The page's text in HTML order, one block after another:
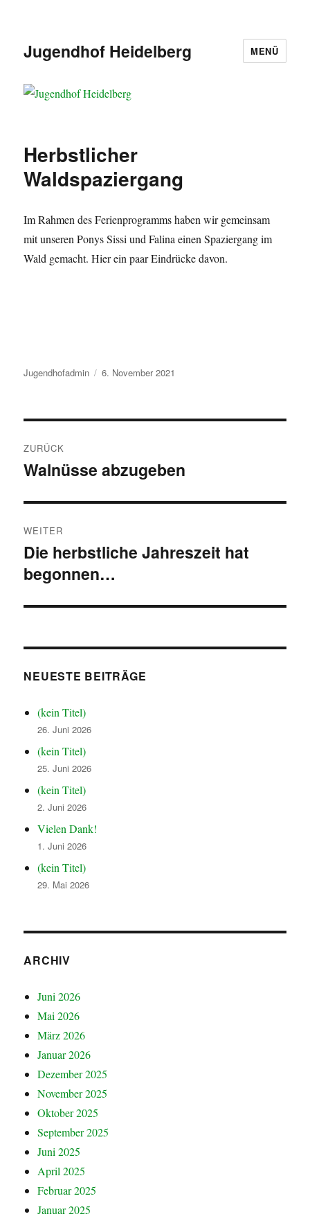
Jugendhof Heidelberg MENÜ
Herbstlicher
Waldspaziergang
Im Rahmen des Ferienprogramms haben wir gemeinsam
mit unseren Ponys Sissi und Falina einen Spaziergang im
Wald gemacht. Hier ein paar Eindrücke davon.
Autor
Jugendhofadmin
Veröffentlicht
6. November 2021
ZURÜCK
Vorheriger
Walnüsse abzugeben
WEITER
Nächster
Beitrag:
Die herbstliche Jahreszeit hat
begonnen…
NEUESTE BEITRÄGE
(kein Titel)
26. Juni 2026
(kein Titel)
25. Juni 2026
(kein Titel)
2. Juni 2026
Vielen Dank!
1. Juni 2026
(kein Titel)
29. Mai 2026
ARCHIV
Juni 2026
Mai 2026
März 2026
Januar 2026
Dezember 2025
November 2025
Oktober 2025
September 2025
Juni 2025
April 2025
Februar 2025
Januar 2025